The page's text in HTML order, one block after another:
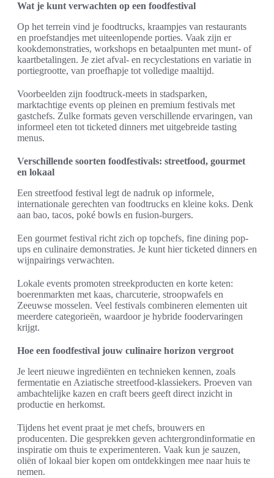
Wat je kunt verwachten op een foodfestival
Op het terrein vind je foodtrucks, kraampjes van restaurants
en proefstandjes met uiteenlopende porties. Vaak zijn er
kookdemonstraties, workshops en betaalpunten met munt- of
kaartbetalingen. Je ziet afval- en recyclestations en variatie in
portiegrootte, van proefhapje tot volledige maaltijd.
Voorbeelden zijn foodtruck-meets in stadsparken,
marktachtige events op pleinen en premium festivals met
gastchefs. Zulke formats geven verschillende ervaringen, van
informeel eten tot ticketed dinners met uitgebreide tasting
menus.
Verschillende soorten foodfestivals: streetfood, gourmet
en lokaal
Een streetfood festival legt de nadruk op informele,
internationale gerechten van foodtrucks en kleine koks. Denk
aan bao, tacos, poké bowls en fusion-burgers.
Een gourmet festival richt zich op topchefs, fine dining pop-
ups en culinaire demonstraties. Je kunt hier ticketed dinners en
wijnpairings verwachten.
Lokale events promoten streekproducten en korte keten:
boerenmarkten met kaas, charcuterie, stroopwafels en
Zeeuwse mosselen. Veel festivals combineren elementen uit
meerdere categorieën, waardoor je hybride foodervaringen
krijgt.
Hoe een foodfestival jouw culinaire horizon vergroot
Je leert nieuwe ingrediënten en technieken kennen, zoals
fermentatie en Aziatische streetfood-klassiekers. Proeven van
ambachtelijke kazen en craft beers geeft direct inzicht in
productie en herkomst.
Tijdens het event praat je met chefs, brouwers en
producenten. Die gesprekken geven achtergrondinformatie en
inspiratie om thuis te experimenteren. Vaak kun je sauzen,
oliën of lokaal bier kopen om ontdekkingen mee naar huis te
nemen.